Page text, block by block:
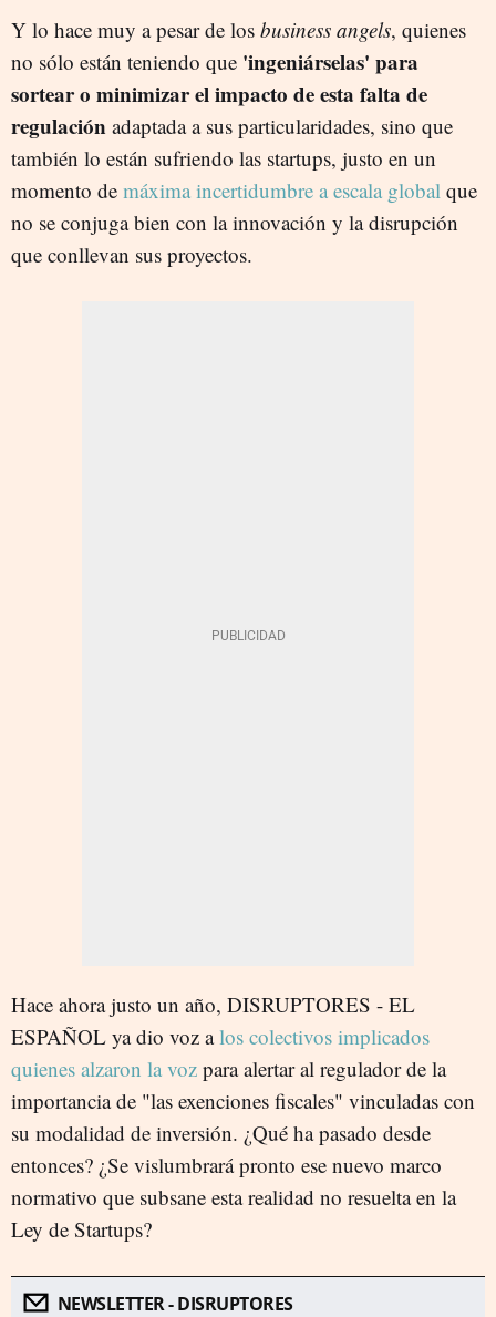
Y lo hace muy a pesar de los business angels, quienes
no sólo están teniendo que 'ingeniárselas' para
sortear o minimizar el impacto de esta falta de
regulación adaptada a sus particularidades, sino que
también lo están sufriendo las startups, justo en un
momento de máxima incertidumbre a escala global que
no se conjuga bien con la innovación y la disrupción
que conllevan sus proyectos.
Hace ahora justo un año, DISRUPTORES - EL
ESPAÑOL ya dio voz alos colectivos implicados
quienes alzaron la voz para alertar al regulador de la
importancia de "las exenciones fiscales" vinculadas con
su modalidad de inversión. ¿Qué ha pasado desde
entonces? ¿Se vislumbrará pronto ese nuevo marco
normativo que subsane esta realidad no resuelta en la
Ley de Startups?
NEWSLETTER - DISRUPTORES